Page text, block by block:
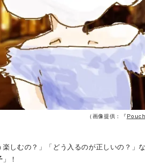
（画像提供：『 Pouch
楽しむの？」「どう入るのが正しいの？」
」！